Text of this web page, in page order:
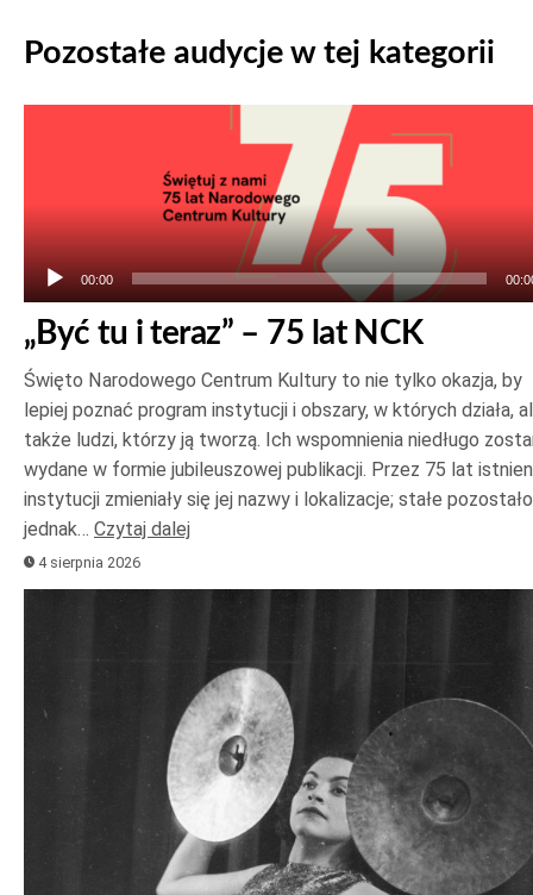
Pozostałe audycje w tej kategorii
00:00
„Być tu i teraz” – 75 lat NCK
Święto Narodowego Centrum Kultury to nie tylko okazja, by
lepiej poznać program instytucji i obszary, w których działa,
także ludzi, którzy ją tworzą. Ich wspomnienia niedługo
wydane w formie jubileuszowej publikacji. Przez 75 lat
instytucji zmieniały się jej nazwy i lokalizacje; stałe pozostało
jednak… Czytaj dalej
4 sierpnia 2026